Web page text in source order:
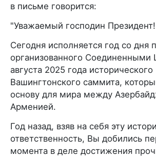
в письме говорится:
"Уважаемый господин Президент!
Сегодня исполняется год со дня
организованного Соединенными
августа 2025 года исторического
Вашингтонского саммита,
основу для мира между
Арменией.
Год назад, взяв на себя эту
ответственность, Вы добились
момента в деле достижения